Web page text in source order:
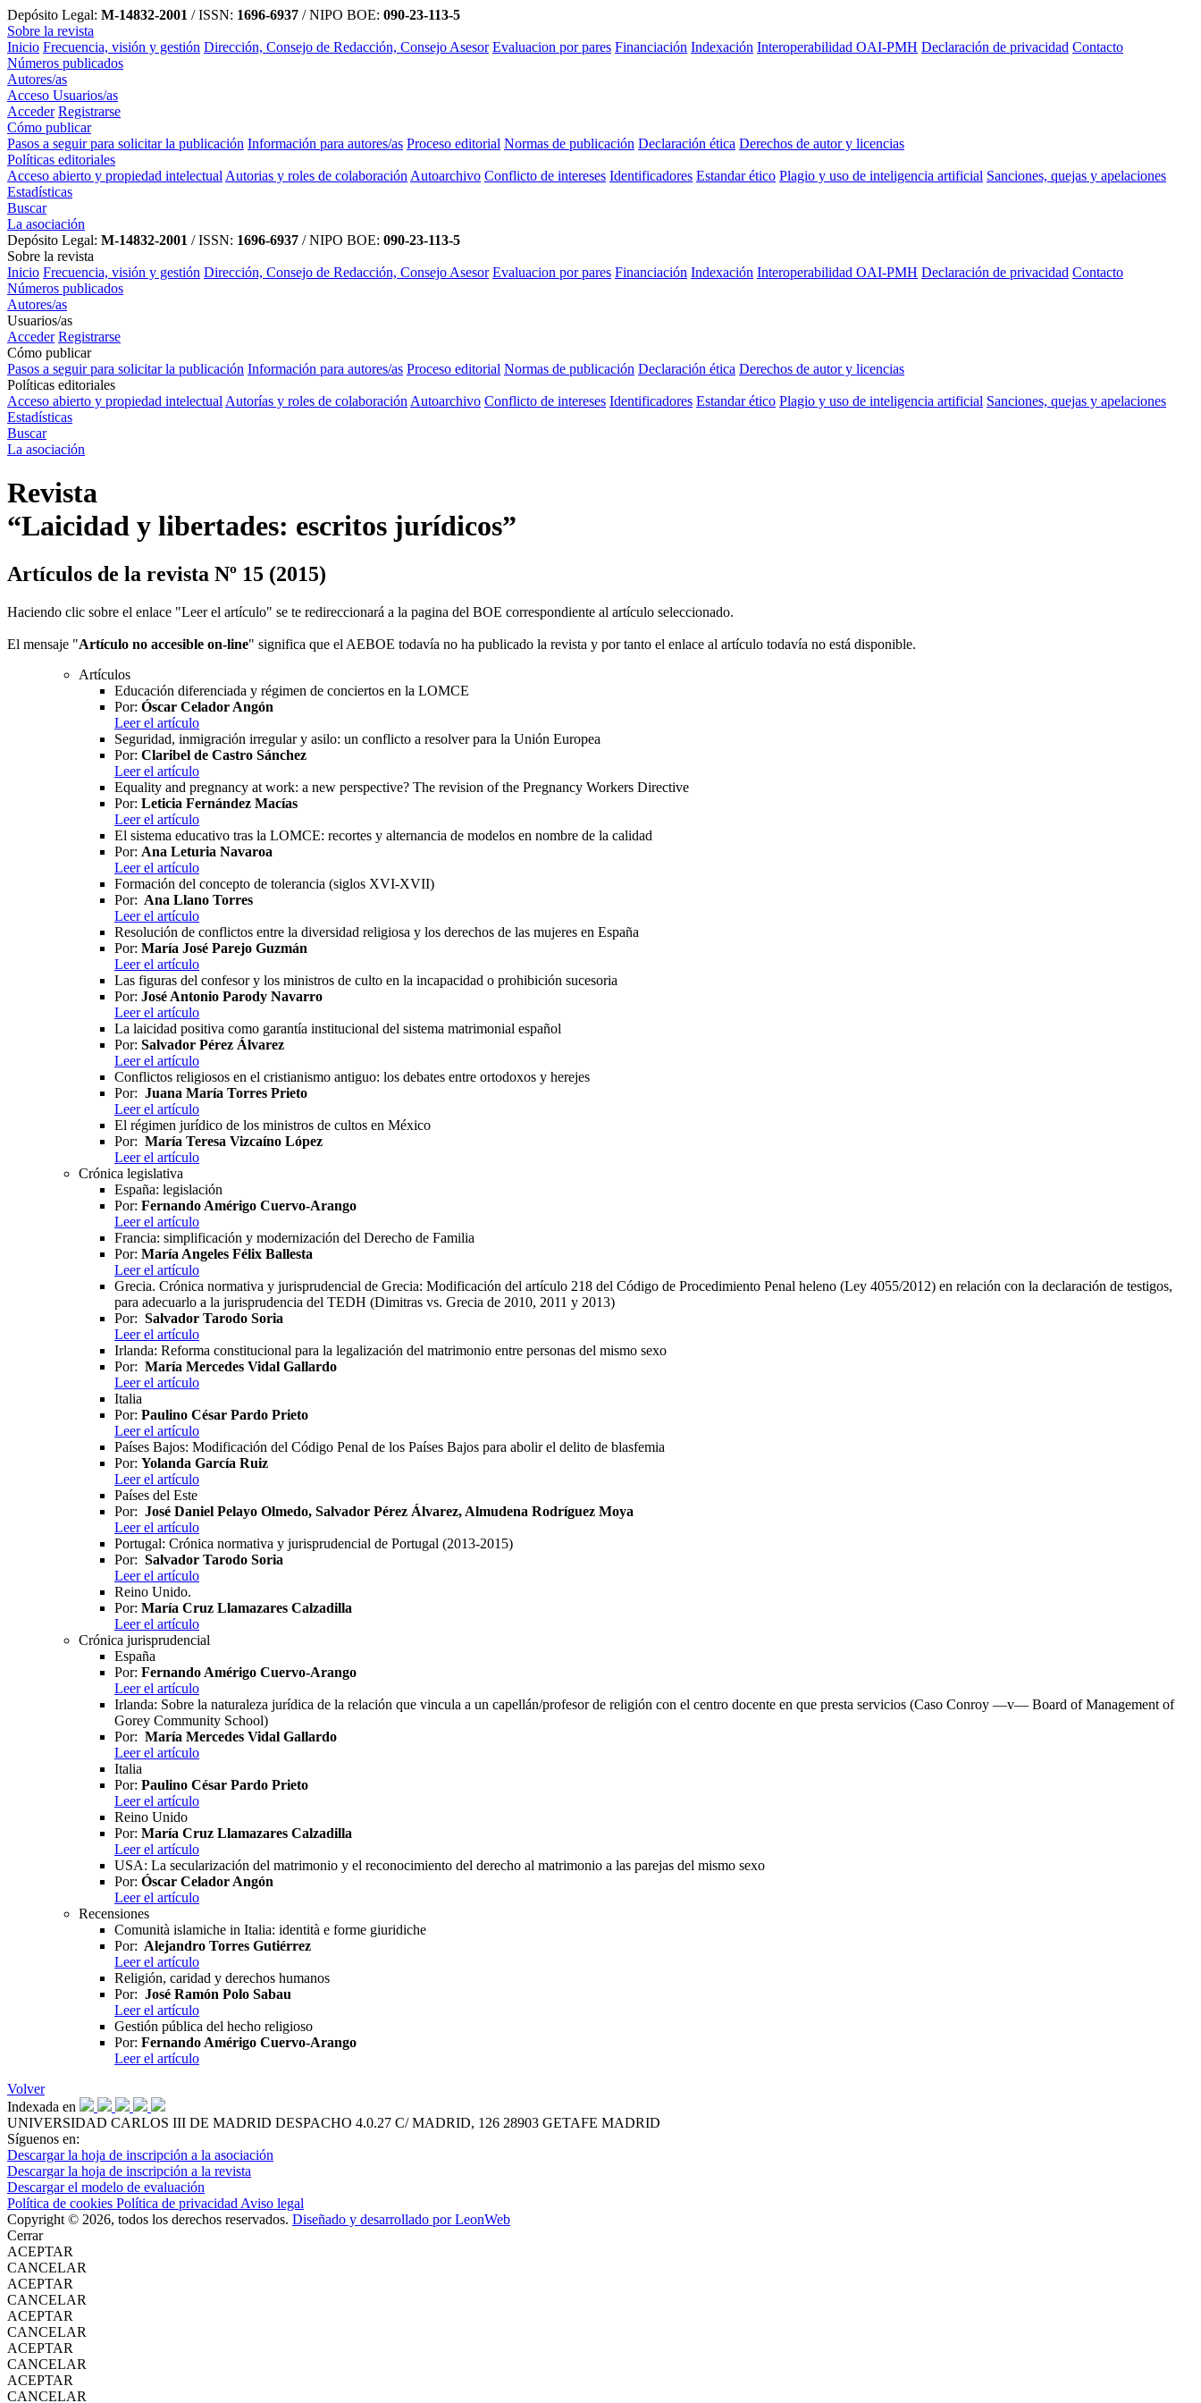
Depósito Legal: M-14832-2001 / ISSN: 1696-6937 / NIPO BOE: 090-23-113-5
Sobre la revista
Inicio Frecuencia, visión y gestión Dirección, Consejo de Redacción, Consejo Asesor Evaluacion por pares Financiación Indexación Interoperabilidad OAI-PMH Declaración de privacidad Contacto
Números publicados
Autores/as
Acceso Usuarios/as
Acceder Registrarse
Cómo publicar
Pasos a seguir para solicitar la publicación Información para autores/as Proceso editorial Normas de publicación Declaración ética Derechos de autor y licencias
Políticas editoriales
Acceso abierto y propiedad intelectual Autorias y roles de colaboración Autoarchivo Conflicto de intereses Identificadores Estandar ético Plagio y uso de inteligencia artificial Sanciones, quejas y apelaciones
Estadísticas
Buscar
La asociación
Depósito Legal: M-14832-2001 / ISSN: 1696-6937 / NIPO BOE: 090-23-113-5
Sobre la revista
Inicio Frecuencia, visión y gestión Dirección, Consejo de Redacción, Consejo Asesor Evaluacion por pares Financiación Indexación Interoperabilidad OAI-PMH Declaración de privacidad Contacto
Números publicados
Autores/as
Usuarios/as
Acceder Registrarse
Cómo publicar
Pasos a seguir para solicitar la publicación Información para autores/as Proceso editorial Normas de publicación Declaración ética Derechos de autor y licencias
Políticas editoriales
Acceso abierto y propiedad intelectual Autorías y roles de colaboración Autoarchivo Conflicto de intereses Identificadores Estandar ético Plagio y uso de inteligencia artificial Sanciones, quejas y apelaciones
Estadísticas
Buscar
La asociación
Revista
“Laicidad y libertades: escritos jurídicos”
Artículos de la revista Nº 15 (2015)
Haciendo clic sobre el enlace "Leer el artículo" se te redireccionará a la pagina del BOE correspondiente al artículo seleccionado.
El mensaje "Artículo no accesible on-line" significa que el AEBOE todavía no ha publicado la revista y por tanto el enlace al artículo todavía no está disponible.
Artículos
Educación diferenciada y régimen de conciertos en la LOMCE
Por: Óscar Celador Angón
Leer el artículo
Seguridad, inmigración irregular y asilo: un conflicto a resolver para la Unión Europea
Por: Claribel de Castro Sánchez
Leer el artículo
Equality and pregnancy at work: a new perspective? The revision of the Pregnancy Workers Directive
Por: Leticia Fernández Macías
Leer el artículo
El sistema educativo tras la LOMCE: recortes y alternancia de modelos en nombre de la calidad
Por: Ana Leturia Navaroa
Leer el artículo
Formación del concepto de tolerancia (siglos XVI-XVII)
Por: Ana Llano Torres
Leer el artículo
Resolución de conflictos entre la diversidad religiosa y los derechos de las mujeres en España
Por: María José Parejo Guzmán
Leer el artículo
Las figuras del confesor y los ministros de culto en la incapacidad o prohibición sucesoria
Por: José Antonio Parody Navarro
Leer el artículo
La laicidad positiva como garantía institucional del sistema matrimonial español
Por: Salvador Pérez Álvarez
Leer el artículo
Conflictos religiosos en el cristianismo antiguo: los debates entre ortodoxos y herejes
Por: Juana María Torres Prieto
Leer el artículo
El régimen jurídico de los ministros de cultos en México
Por: María Teresa Vizcaíno López
Leer el artículo
Crónica legislativa
España: legislación
Por: Fernando Amérigo Cuervo-Arango
Leer el artículo
Francia: simplificación y modernización del Derecho de Familia
Por: María Angeles Félix Ballesta
Leer el artículo
Grecia. Crónica normativa y jurisprudencial de Grecia: Modificación del artículo 218 del Código de Procedimiento Penal heleno (Ley 4055/2012) en relación con la declaración de testigos,
para adecuarlo a la jurisprudencia del TEDH (Dimitras vs. Grecia de 2010, 2011 y 2013)
Por: Salvador Tarodo Soria
Leer el artículo
Irlanda: Reforma constitucional para la legalización del matrimonio entre personas del mismo sexo
Por: María Mercedes Vidal Gallardo
Leer el artículo
Italia
Por: Paulino César Pardo Prieto
Leer el artículo
Países Bajos: Modificación del Código Penal de los Países Bajos para abolir el delito de blasfemia
Por: Yolanda García Ruiz
Leer el artículo
Países del Este
Por: José Daniel Pelayo Olmedo, Salvador Pérez Álvarez, Almudena Rodríguez Moya
Leer el artículo
Portugal: Crónica normativa y jurisprudencial de Portugal (2013-2015)
Por: Salvador Tarodo Soria
Leer el artículo
Reino Unido.
Por: María Cruz Llamazares Calzadilla
Leer el artículo
Crónica jurisprudencial
España
Por: Fernando Amérigo Cuervo-Arango
Leer el artículo
Irlanda: Sobre la naturaleza jurídica de la relación que vincula a un capellán/profesor de religión con el centro docente en que presta servicios (Caso Conroy —v— Board of Management of
Gorey Community School)
Por: María Mercedes Vidal Gallardo
Leer el artículo
Italia
Por: Paulino César Pardo Prieto
Leer el artículo
Reino Unido
Por: María Cruz Llamazares Calzadilla
Leer el artículo
USA: La secularización del matrimonio y el reconocimiento del derecho al matrimonio a las parejas del mismo sexo
Por: Óscar Celador Angón
Leer el artículo
Recensiones
Comunità islamiche in Italia: identità e forme giuridiche
Por: Alejandro Torres Gutiérrez
Leer el artículo
Religión, caridad y derechos humanos
Por: José Ramón Polo Sabau
Leer el artículo
Gestión pública del hecho religioso
Por: Fernando Amérigo Cuervo-Arango
Leer el artículo
Volver
Indexada en
UNIVERSIDAD CARLOS III DE MADRID DESPACHO 4.0.27 C/ MADRID, 126 28903 GETAFE MADRID
Síguenos en:
Descargar la hoja de inscripción a la asociación
Descargar la hoja de inscripción a la revista
Descargar el modelo de evaluación
Política de cookies Política de privacidad Aviso legal
Copyright © 2026, todos los derechos reservados. Diseñado y desarrollado por LeonWeb
Cerrar
ACEPTAR
CANCELAR
ACEPTAR
CANCELAR
ACEPTAR
CANCELAR
ACEPTAR
CANCELAR
ACEPTAR
CANCELAR